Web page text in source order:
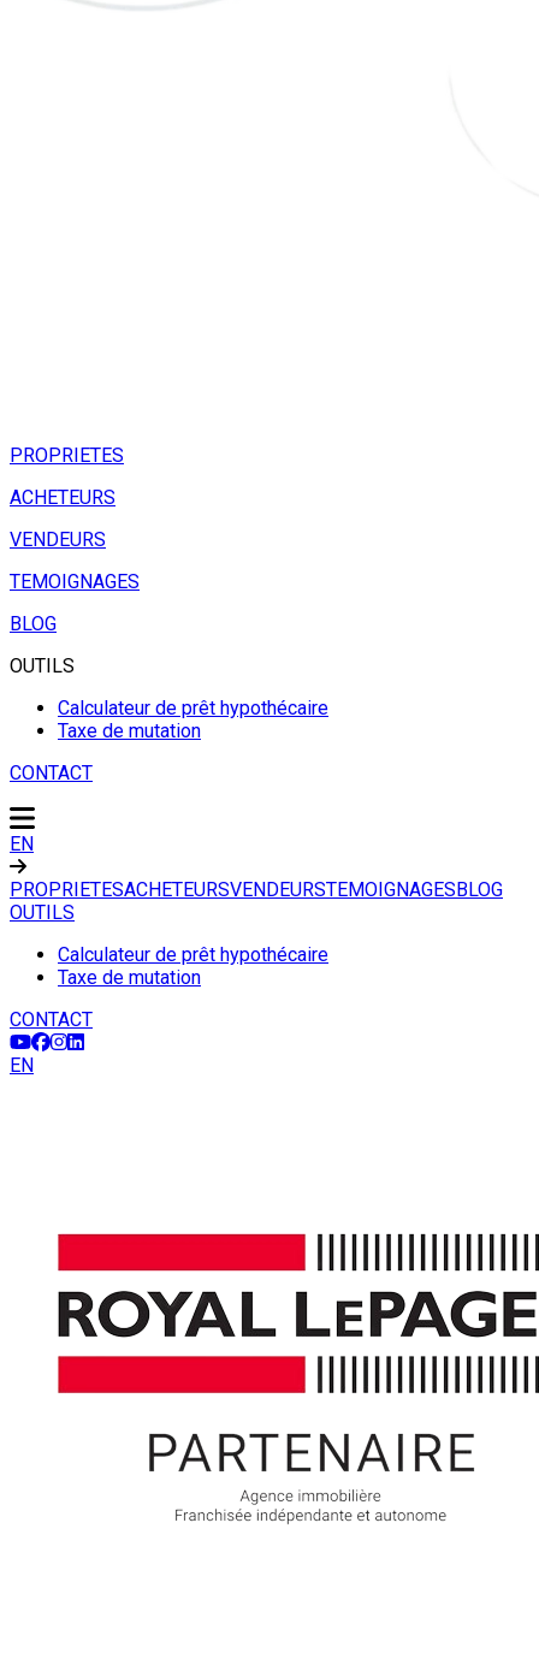
PROPRIETES
ACHETEURS
VENDEURS
TEMOIGNAGES
BLOG
OUTILS
Calculateur de prêt hypothécaire
Taxe de mutation
CONTACT
EN
PROPRIETESACHETEURSVENDEURSTEMOIGNAGESBLOG
OUTILS
Calculateur de prêt hypothécaire
Taxe de mutation
CONTACT
EN